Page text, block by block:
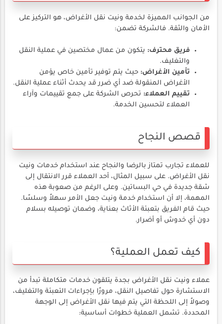
من الجوانب المميزة لخدمة ونيت نقل الأغراض، هو التركيز على
الأمان والثقة. فالشركة تضمن:
فريق محترف: يتكون من عمال مختصين في عملية النقل
والتغليف.
تأمين الأغراض: حيث يتم توفير تأمين خاص يؤمن
الأغراض المنقولة ضد أي ضرر قد يحدث أثناء عملية النقل.
تقييم العملاء: تحرص الشركة على جمع تقييمات وآراء
العملاء لتحسين الخدمة.
قصص النجاح
للعملاء تجارب تمتاز بالرضا والنجاح عند استخدام خدمات ونيت
نقل الأغراض. على سبيل المثال، أحد العملاء قرر الانتقال إلى
شقة جديدة في حي البساتين. وعلى الرغم من صعوبة هذه
المهمة، إلا أن استخدام خدمة ونيت جعل الأمر سهلاً وسلسًا.
حيث قام الفريق بتعبئة الأثاث بعناية، وضمان توصيله بسلام
دون أي خدوش أو أضرار.
كيف تعمل العملية؟
عملاء ونيت نقل الأغراض بجدة يتلقون خدمات متكاملة تبدأ من
الاستشارة حول تفاصيل النقل، مرورًا بإجراءات التعبئة والتغليف،
وصولاً إلى اللحظة التي يتم فيها نقل الأغراض إلى الوجهة
المحددة. تشمل العملية خطوات أساسية: